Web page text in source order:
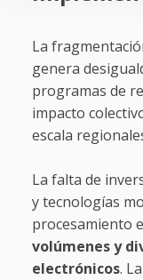
La
genera
programas de
impacto
escala
La falta de
y tecnologías
procesamiento
volúmenes y
electrónicos.